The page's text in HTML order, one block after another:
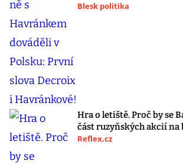
Blesk politika
Hra o letiště. Proč by se
část ruzyňských akcií na
Reflex.cz